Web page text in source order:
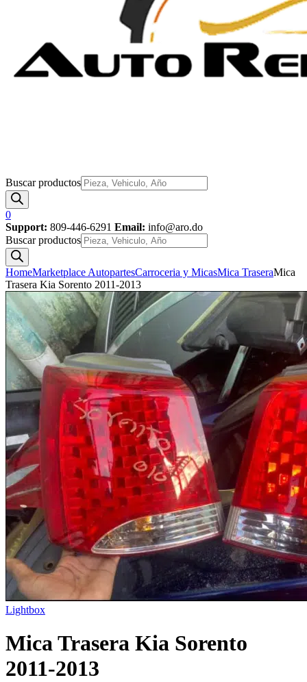
Buscar productos
0
Support: 809-446-6291 Email: info@aro.do
Buscar productos
HomeMarketplace AutopartesCarroceria y MicasMica TraseraMica
Trasera Kia Sorento 2011-2013
Lightbox
Mica Trasera Kia Sorento
2011-2013